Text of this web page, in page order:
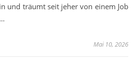
und träumt seit jeher von einem Job
Mai 10, 2026